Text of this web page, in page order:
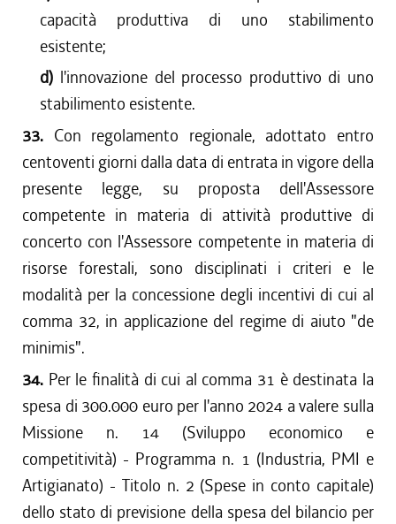
capacità produttiva di uno stabilimento
esistente;
d) l'innovazione del processo produttivo di uno
stabilimento esistente.
33. Con regolamento regionale, adottato entro
centoventi giorni dalla data di entrata in vigore della
presente legge, su proposta dell'Assessore
competente in materia di attività produttive di
concerto con l'Assessore competente in materia di
risorse forestali, sono disciplinati i criteri e le
modalità per la concessione degli incentivi di cui al
comma 32, in applicazione del regime di aiuto "de
minimis".
34. Per le finalità di cui al comma 31 è destinata la
spesa di 300.000 euro per l'anno 2024 a valere sulla
Missione n. 14 (Sviluppo economico e
competitività) - Programma n. 1 (Industria, PMI e
Artigianato) - Titolo n. 2 (Spese in conto capitale)
dello stato di previsione della spesa del bilancio per